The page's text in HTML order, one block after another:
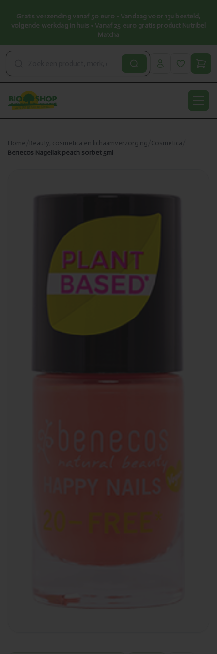
Gratis verzending vanaf 50 euro • Vandaag voor 13u besteld,
volgende werkdag in huis • Vanaf 25 euro gratis product Nutribel
Matcha
Home Beauty, cosmetica en lichaamverzorging Cosmetica
Benecos Nagellak peach sorbet 5ml